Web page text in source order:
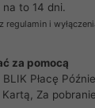
na to 14 dni.
regulamin i
za pomocą
BLIK Płacę
Kartą, Za